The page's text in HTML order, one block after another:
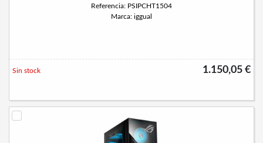
Referencia: PSIPCHT1504
Marca: iggual
1.150,05 €
Sin stock